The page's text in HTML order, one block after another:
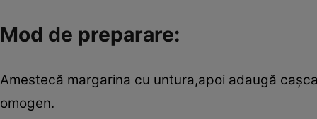
Mod de preparare:
Amestecă margarina cu untura,apoi adaugă
omogen.